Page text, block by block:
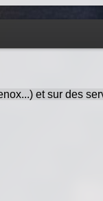
et sur des